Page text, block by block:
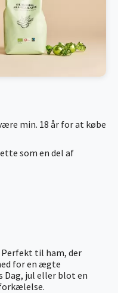
til ham, der
for en ægte
Dag, jul eller blot en
min. 18 år for at købe
som en del af